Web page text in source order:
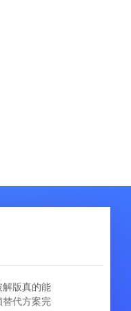
版真的能
代方案完